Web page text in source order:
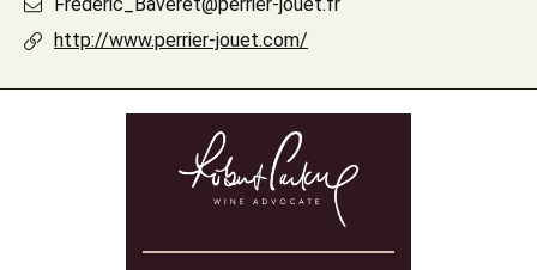
http://www.perrier-jouet.com/